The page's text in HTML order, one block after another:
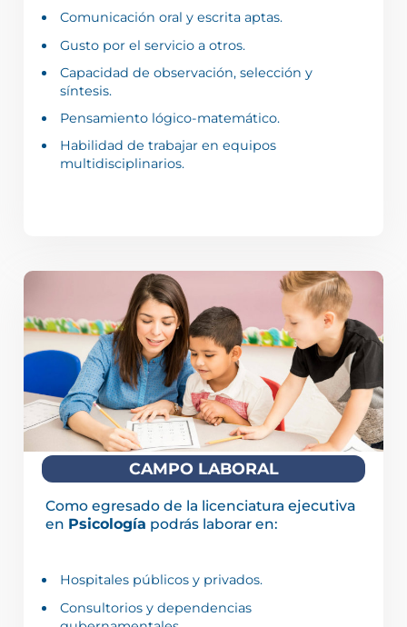
Comunicación oral y escrita aptas.
Gusto por el servicio a otros.
Capacidad de observación, selección y
síntesis.
Pensamiento lógico-matemático.
Habilidad de trabajar en equipos
multidisciplinarios.
CAMPO LABORAL
Como egresado de la licenciatura ejecutiva
en Psicología podrás laborar en:
Hospitales públicos y privados.
Consultorios y dependencias